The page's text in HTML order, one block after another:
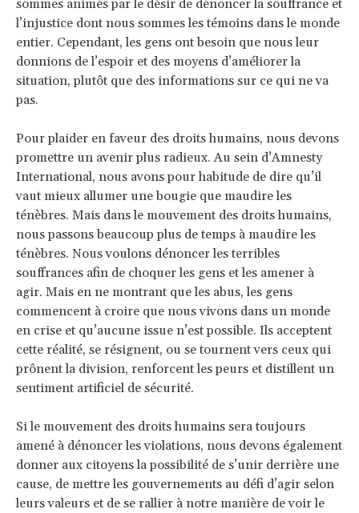
sommes animés par le désir de dénoncer la souffrance et
l’injustice dont nous sommes les témoins dans le monde
entier. Cependant, les gens ont besoin que nous leur
donnions de l’espoir et des moyens d’améliorer la
situation, plutôt que des informations sur ce qui ne va
pas.
Pour plaider en faveur des droits humains, nous devons
promettre un avenir plus radieux. Au sein d’Amnesty
International, nous avons pour habitude de dire qu’il
vaut mieux allumer une bougie que maudire les
ténèbres. Mais dans le mouvement des droits humains,
nous passons beaucoup plus de temps à maudire les
ténèbres. Nous voulons dénoncer les terribles
souffrances afin de choquer les gens et les amener à
agir. Mais en ne montrant que les abus, les gens
commencent à croire que nous vivons dans un monde
en crise et qu’aucune issue n’est possible. Ils acceptent
cette réalité, se résignent, ou se tournent vers ceux qui
prônent la division, renforcent les peurs et distillent un
sentiment artificiel de sécurité.
Si le mouvement des droits humains sera toujours
amené à dénoncer les violations, nous devons également
donner aux citoyens la possibilité de s’unir derrière une
cause, de mettre les gouvernements au défi d’agir selon
leurs valeurs et de se rallier à notre manière de voir le